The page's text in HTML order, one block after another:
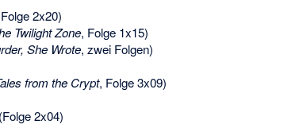
2x20)
Twilight Zone, Folge 1x15)
She Wrote, zwei Folgen)
from the Crypt, Folge 3x09)
2x04)